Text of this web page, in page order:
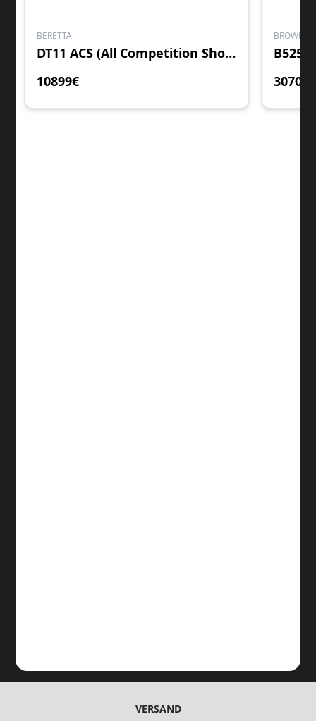
BERETTA
DT11 ACS (All Competition Shotgun) AS
10899€ 3070
VERSAND